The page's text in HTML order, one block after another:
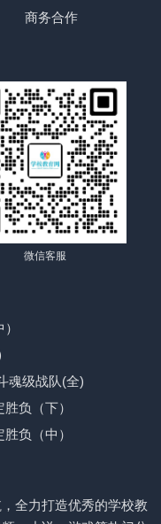
商务合作
微信客服
魂级战队(全)
负（下）
负（中）
全力打造优秀的学校教